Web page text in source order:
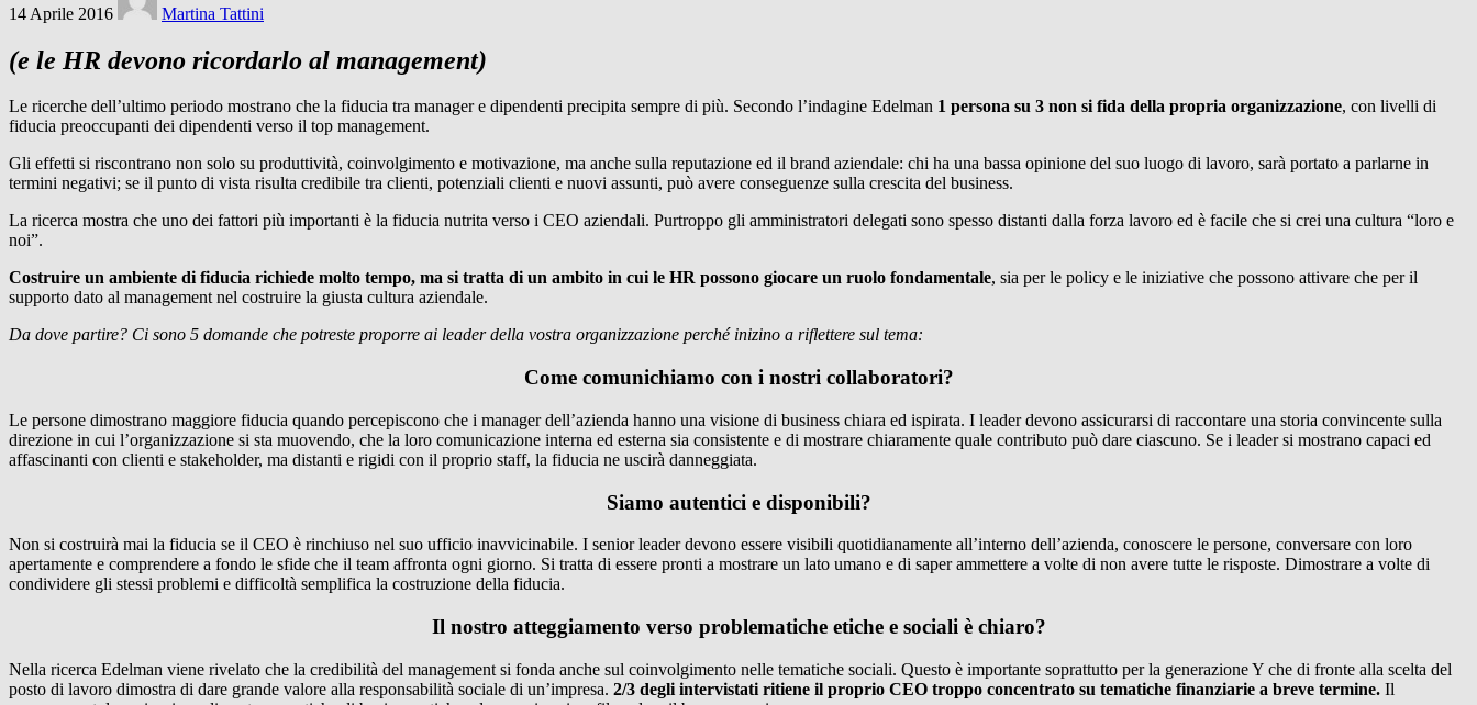
14 Aprile 2016 Martina Tattini
(e le HR devono ricordarlo al management)
Le ricerche dell’ultimo periodo mostrano che la fiducia tra manager e dipendenti precipita sempre di più. Secondo l’indagine Edelman 1 persona su 3 non si fida della propria organizzazione, con livelli di
fiducia preoccupanti dei dipendenti verso il top management.
Gli effetti si riscontrano non solo su produttività, coinvolgimento e motivazione, ma anche sulla reputazione ed il brand aziendale: chi ha una bassa opinione del suo luogo di lavoro, sarà portato a parlarne in
termini negativi; se il punto di vista risulta credibile tra clienti, potenziali clienti e nuovi assunti, può avere conseguenze sulla crescita del business.
La ricerca mostra che uno dei fattori più importanti è la fiducia nutrita verso i CEO aziendali. Purtroppo gli amministratori delegati sono spesso distanti dalla forza lavoro ed è facile che si crei una cultura “loro e
noi”.
Costruire un ambiente di fiducia richiede molto tempo, ma si tratta di un ambito in cui le HR possono giocare un ruolo fondamentale, sia per le policy e le iniziative che possono attivare che per il
supporto dato al management nel costruire la giusta cultura aziendale.
Da dove partire? Ci sono 5 domande che potreste proporre ai leader della vostra organizzazione perché inizino a riflettere sul tema:
Come comunichiamo con i nostri collaboratori?
Le persone dimostrano maggiore fiducia quando percepiscono che i manager dell’azienda hanno una visione di business chiara ed ispirata. I leader devono assicurarsi di raccontare una storia convincente sulla
direzione in cui l’organizzazione si sta muovendo, che la loro comunicazione interna ed esterna sia consistente e di mostrare chiaramente quale contributo può dare ciascuno. Se i leader si mostrano capaci ed
affascinanti con clienti e stakeholder, ma distanti e rigidi con il proprio staff, la fiducia ne uscirà danneggiata.
Siamo autentici e disponibili?
Non si costruirà mai la fiducia se il CEO è rinchiuso nel suo ufficio inavvicinabile. I senior leader devono essere visibili quotidianamente all’interno dell’azienda, conoscere le persone, conversare con loro
apertamente e comprendere a fondo le sfide che il team affronta ogni giorno. Si tratta di essere pronti a mostrare un lato umano e di saper ammettere a volte di non avere tutte le risposte. Dimostrare a volte di
condividere gli stessi problemi e difficoltà semplifica la costruzione della fiducia.
Il nostro atteggiamento verso problematiche etiche e sociali è chiaro?
Nella ricerca Edelman viene rivelato che la credibilità del management si fonda anche sul coinvolgimento nelle tematiche sociali. Questo è importante soprattutto per la generazione Y che di fronte alla scelta del
posto di lavoro dimostra di dare grande valore alla responsabilità sociale di un’impresa. 2/3 degli intervistati ritiene il proprio CEO troppo concentrato su tematiche finanziarie a breve termine. Il